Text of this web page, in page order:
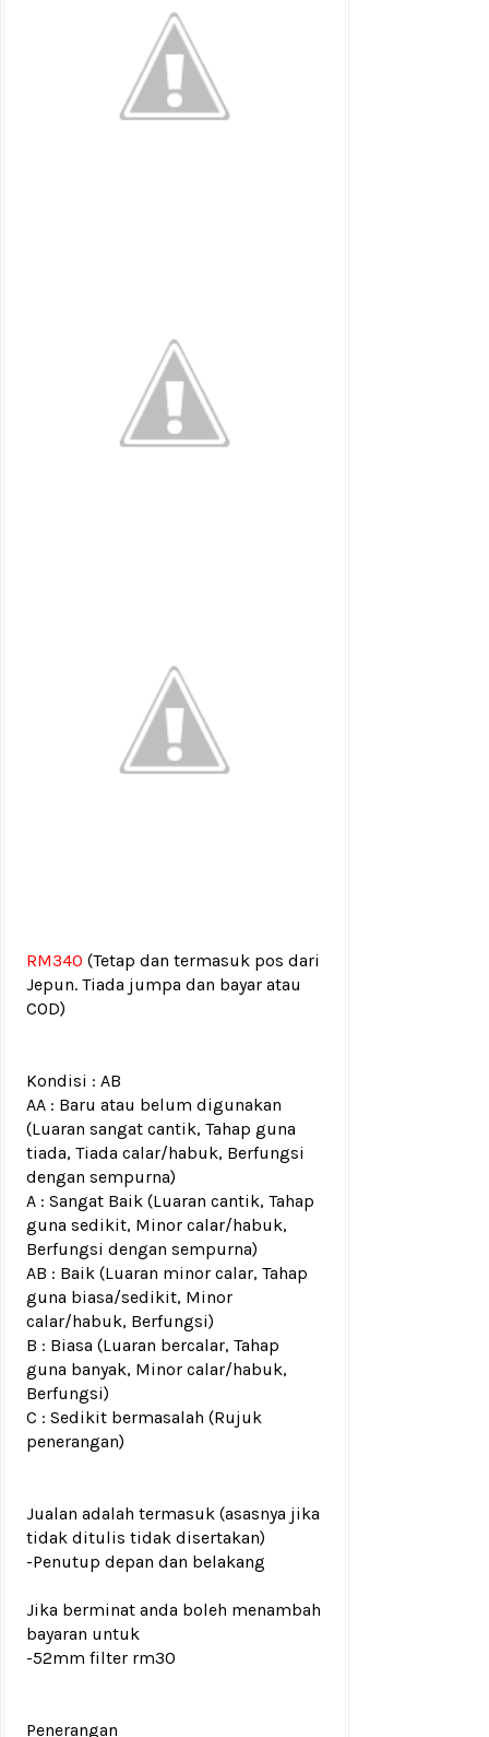
RM340 (Tetap dan termasuk pos dari
Jepun. Tiada jumpa dan bayar atau
COD)
Kondisi : AB
AA : Baru atau belum digunakan
(Luaran sangat cantik, Tahap guna
tiada, Tiada calar/habuk, Berfungsi
dengan sempurna)
A : Sangat Baik (Luaran cantik, Tahap
guna sedikit, Minor calar/habuk,
Berfungsi dengan sempurna)
AB : Baik (Luaran minor calar, Tahap
guna biasa/sedikit, Minor
calar/habuk, Berfungsi)
B : Biasa (Luaran bercalar, Tahap
guna banyak, Minor calar/habuk,
Berfungsi)
C : Sedikit bermasalah (Rujuk
penerangan)
Jualan adalah termasuk (asasnya jika
tidak ditulis tidak disertakan)
-Penutup depan dan belakang
Jika berminat anda boleh menambah
bayaran untuk
-52mm filter rm30
Penerangan